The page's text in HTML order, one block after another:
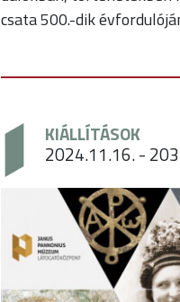
csata 500.-dik
KIÁLLÍTÁSOK
2024.11.16. -